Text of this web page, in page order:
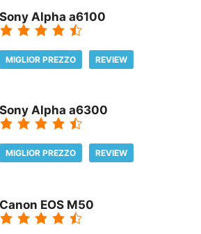
Sony Alpha a6100
MIGLIOR PREZZO REVIEW
Sony Alpha a6300
MIGLIOR PREZZO REVIEW
Canon EOS M50